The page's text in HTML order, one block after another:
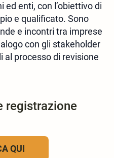
enti, con l’obiettivo di
e qualificato. Sono
e incontri tra imprese
con gli stakeholder
al processo di revisione
registrazione
QUI